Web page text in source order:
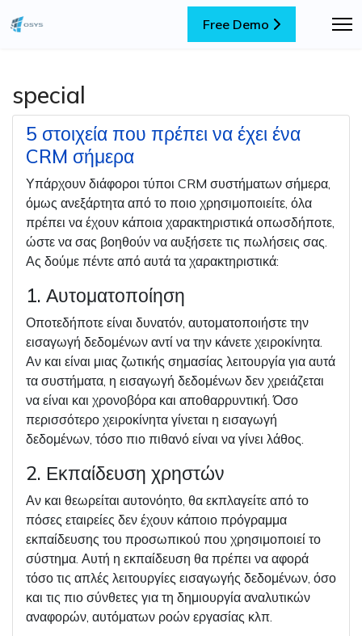
Free Demo
special
5 στοιχεία που πρέπει να έχει ένα
CRM σήμερα
Υπάρχουν διάφοροι τύποι CRM συστήματων σήμερα,
όμως ανεξάρτητα από το ποιο χρησιμοποιείτε, όλα
πρέπει να έχουν κάποια χαρακτηριστικά οπωσδήποτε,
ώστε να σας βοηθούν να αυξήσετε τις πωλήσεις σας.
Ας δούμε πέντε από αυτά τα χαρακτηριστικά:
1. Αυτοματοποίηση
Οποτεδήποτε είναι δυνατόν, αυτοματοποιήστε την
εισαγωγή δεδομένων αντί να την κάνετε χειροκίνητα.
Αν και είναι μιας ζωτικής σημασίας λειτουργία για αυτά
τα συστήματα, η εισαγωγή δεδομένων δεν χρειάζεται
να είναι και χρονοβόρα και αποθαρρυντική. Όσο
περισσότερο χειροκίνητα γίνεται η εισαγωγή
δεδομένων, τόσο πιο πιθανό είναι να γίνει λάθος.
2. Εκπαίδευση χρηστών
Αν και θεωρείται αυτονόητο, θα εκπλαγείτε από το
πόσες εταιρείες δεν έχουν κάποιο πρόγραμμα
εκπαίδευσης του προσωπικού που χρησιμοποιεί το
σύστημα. Αυτή η εκπαίδευση θα πρέπει να αφορά
τόσο τις απλές λειτουργίες εισαγωγής δεδομένων, όσο
και τις πιο σύνθετες για τη δημιουργία αναλυτικών
αναφορών, αυτόματων ροών εργασίας κλπ.